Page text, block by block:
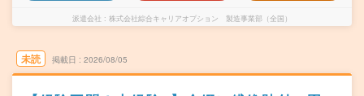
派遣会社 株式会社綜合キャリアオプション 製造事業部（全国）
未読 掲載日 2026/08/05